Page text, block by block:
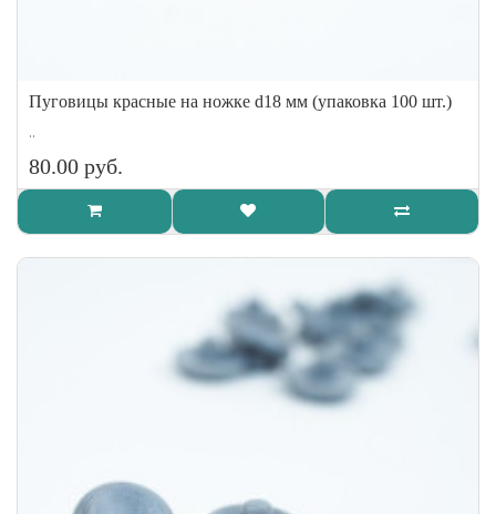
Пуговицы красные на ножке d18 мм (упаковка 100 шт.)
..
80.00 руб.